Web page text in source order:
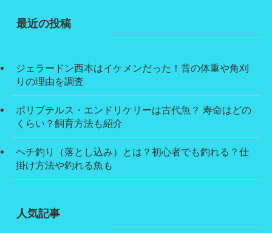
最近の投稿
ジェラードン西本はイケメンだった！昔の体重や角刈
りの理由を調査
ポリプテルス・エンドリケリーは古代魚？ 寿命はどの
くらい？飼育方法も紹介
ヘチ釣り（落とし込み）とは？初心者でも釣れる？仕
掛け方法や釣れる魚も
人気記事